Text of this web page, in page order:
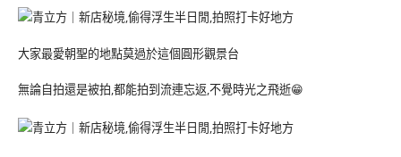
大家最愛朝聖的地點莫過於這個圓形觀景台
無論自拍還是被拍,都能拍到流連忘返,不覺時光之飛逝😁